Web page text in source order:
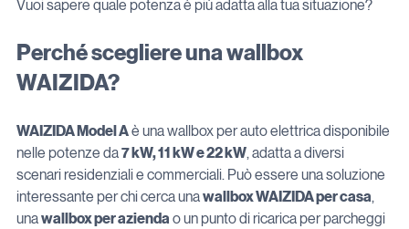
Vuoi sapere quale potenza è più adatta alla tua situazione?
Perché scegliere una wallbox
WAIZIDA?
WAIZIDA Model A è una wallbox per auto elettrica disponibile
nelle potenze da 7 kW, 11 kW e 22 kW, adatta a diversi
scenari residenziali e commerciali. Può essere una soluzione
interessante per chi cerca una wallbox WAIZIDA per casa,
una wallbox per azienda o un punto di ricarica per parcheggi